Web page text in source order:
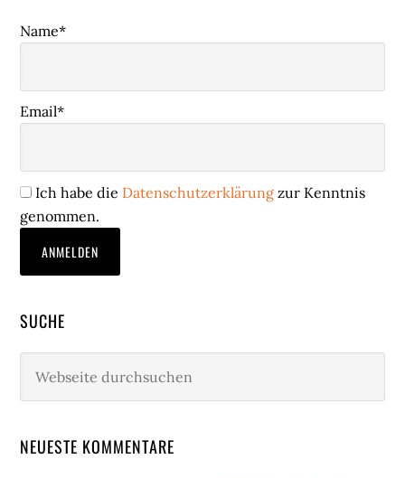
Name*
Email*
Ich habe die Datenschutzerklärung zur Kenntnis
genommen.
SUCHE
durchsuchen
NEUESTE KOMMENTARE